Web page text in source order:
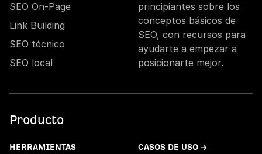
SEO On-Page
Link Building
SEO técnico
SEO local
principiantes sobre los
conceptos básicos de
SEO, con recursos para
ayudarte a empezar a
posicionarte mejor.
Producto
HERRAMIENTAS
CASOS DE USO →